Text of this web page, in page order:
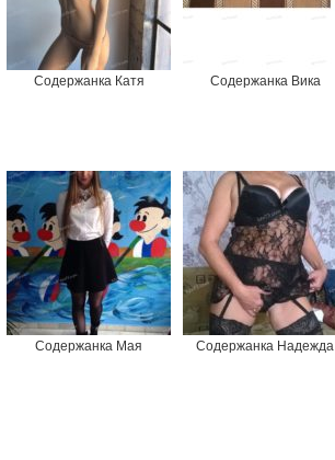
Содержанка Катя Содержанка Вика
Содержанка Мая Содержанка Надежда